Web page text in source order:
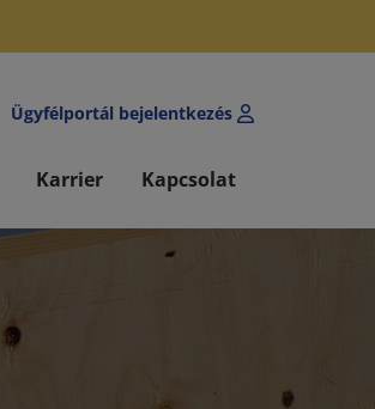
Ügyfélportál bejelentkezés
Karrier Kapcsolat